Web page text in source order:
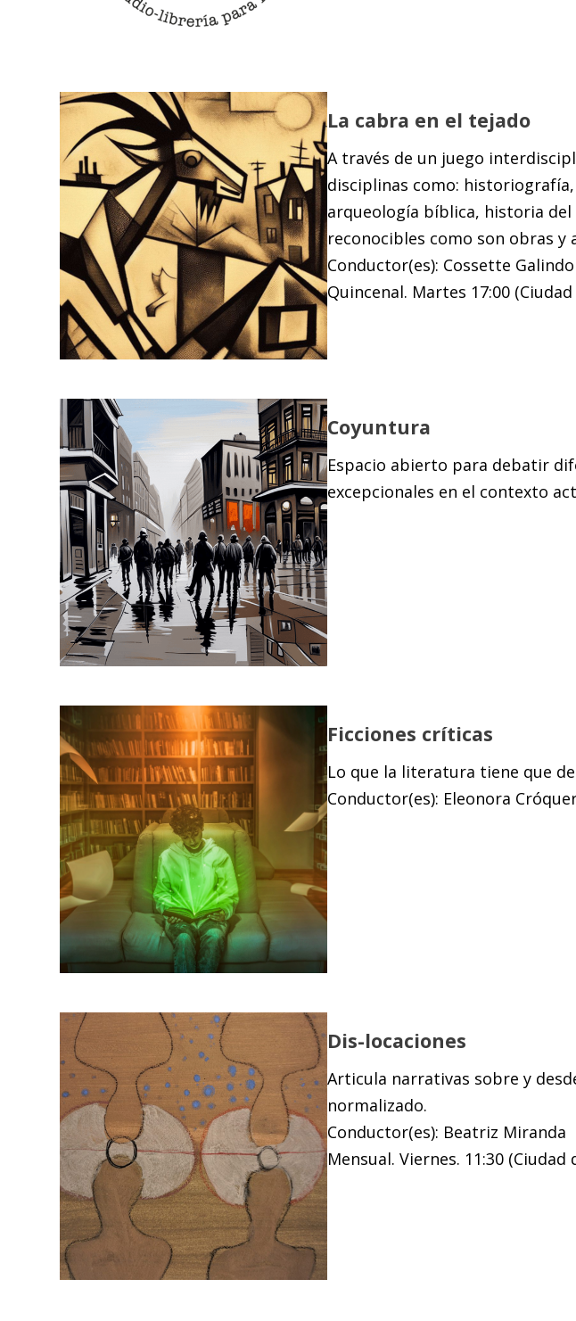
La cabra en el tejado
A través de un juego
disciplinas como:
arqueología bíblica, historia
reconocibles como son obras
Conductor(es): Cossette
Quincenal. Martes 17:00
Coyuntura
Espacio abierto para debatir
excepcionales en el contexto
Ficciones críticas
Lo que la literatura tiene que
Conductor(es): Eleonora
Dis-locaciones
Articula narrativas sobre y
normalizado.
Conductor(es): Beatriz Miranda
Mensual. Viernes. 11:30 (Ciudad